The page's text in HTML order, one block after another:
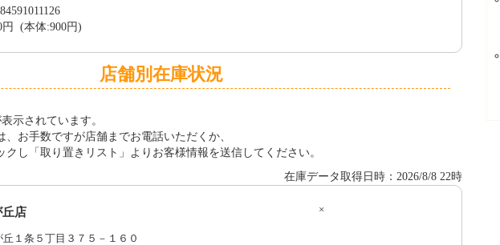
円 (本体:900円)
店舗別在庫状況
示されています。
お手数ですが店舗までお電話いただくか、
クし「取り置きリスト」よりお客様情報を送信してください。
在庫データ取得日時：2026/8/8 22時
丘店 ×
１条５丁目３７５－１６０